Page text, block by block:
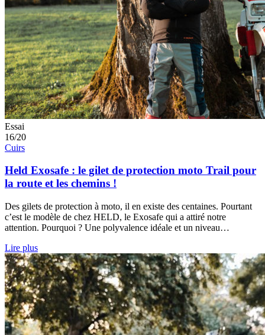
Essai
16/20
Cuirs
Held Exosafe : le gilet de protection moto Trail pour
la route et les chemins !
Des gilets de protection à moto, il en existe des centaines. Pourtant
c’est le modèle de chez HELD, le Exosafe qui a attiré notre
attention. Pourquoi ? Une polyvalence idéale et un niveau…
Lire plus